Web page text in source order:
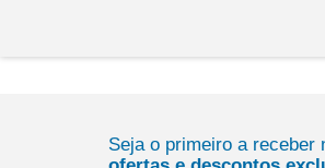
Seja o primeiro a receber